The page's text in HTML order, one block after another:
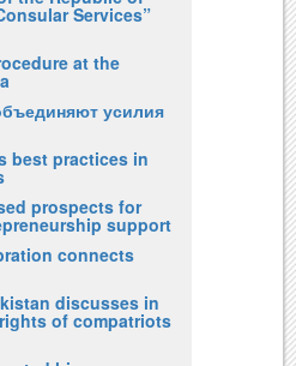
Services”
at the
усилия
best practices in
prospects for
support
connects
discusses in
of compatriots